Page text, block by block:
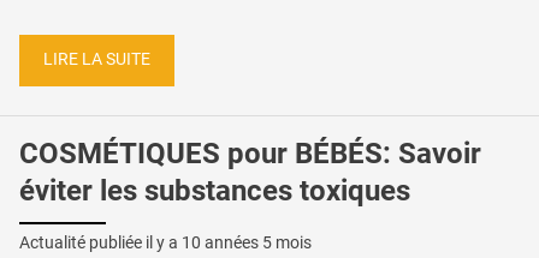
LIRE LA SUITE
COSMÉTIQUES pour BÉBÉS: Savoir
éviter les substances toxiques
Actualité publiée il y a 10 années 5 mois